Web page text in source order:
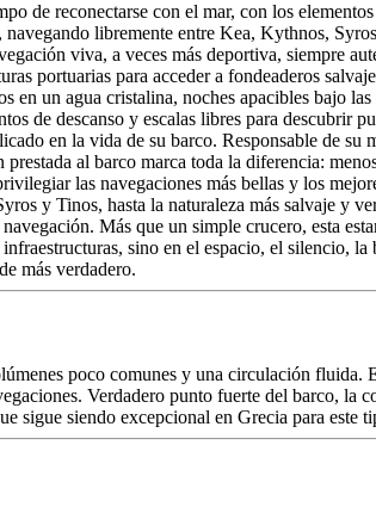
de reconectarse con el mar, con los
libremente entre Kea, Kythnos,
viva, a veces más deportiva, siempre
portuarias para acceder a fondeaderos
un agua cristalina, noches apacibles bajo las
de descanso y escalas libres para descubrir
en la vida de su barco. Responsable de su
al barco marca toda la diferencia:
las navegaciones más bellas y los
y Tinos, hasta la naturaleza más salvaje y
Más que un simple crucero, esta
sino en el espacio, el silencio, la
más verdadero.
poco comunes y una circulación fluida.
Verdadero punto fuerte del barco, la
siendo excepcional en Grecia para este